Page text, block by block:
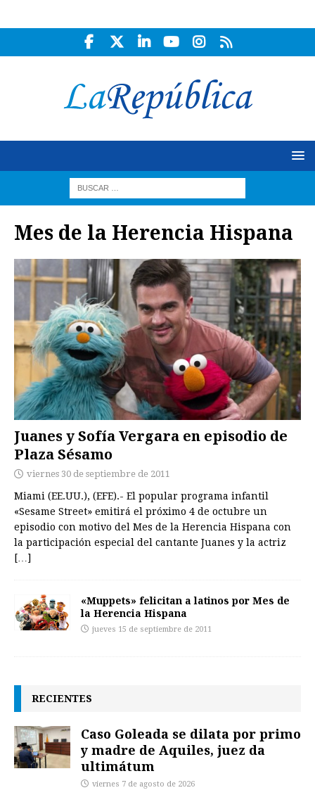
Mes de la Herencia Hispana
Juanes y Sofía Vergara en episodio de
Plaza Sésamo
viernes 30 de septiembre de 2011
Miami (EE.UU.), (EFE).- El popular programa infantil
«Sesame Street» emitirá el próximo 4 de octubre un
episodio con motivo del Mes de la Herencia Hispana con
la participación especial del cantante Juanes y la actriz
[…]
«Muppets» felicitan a latinos por Mes de
la Herencia Hispana
jueves 15 de septiembre de 2011
RECIENTES
Caso Goleada se dilata por primo
y madre de Aquiles, juez da
ultimátum
viernes 7 de agosto de 2026